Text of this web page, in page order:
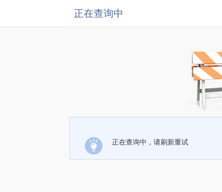
正在查询中
正在查询中，请刷新重试